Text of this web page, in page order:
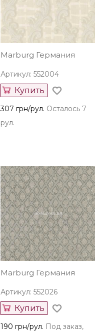
Marburg Германия
Артикул: 552004
Купить
307 грн/рул. Осталось 7
рул.
Marburg Германия
Артикул: 552026
Купить
190 грн/рул. Под заказ,